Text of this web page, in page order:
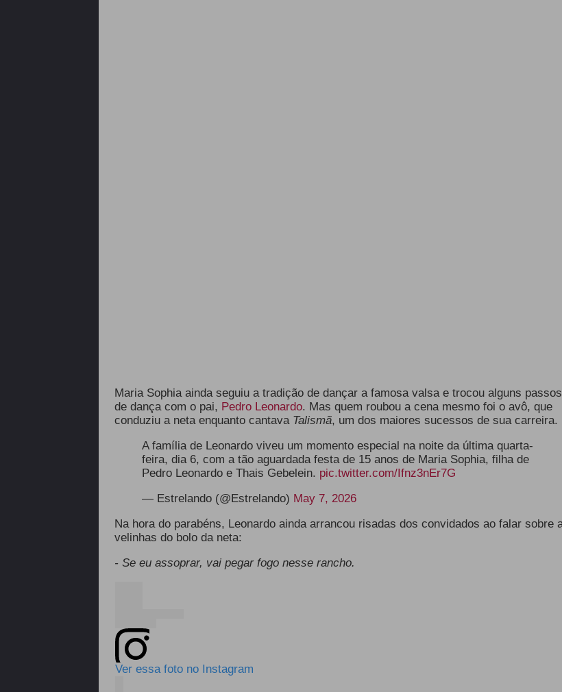
Maria Sophia ainda seguiu a tradição de dançar a famosa valsa e trocou alguns passos
de dança com o pai, Pedro Leonardo. Mas quem roubou a cena mesmo foi o avô, que
conduziu a neta enquanto cantava Talismã, um dos maiores sucessos de sua carreira.
A família de Leonardo viveu um momento especial na noite da última quarta-
feira, dia 6, com a tão aguardada festa de 15 anos de Maria Sophia, filha de
Pedro Leonardo e Thais Gebelein. pic.twitter.com/Ifnz3nEr7G
— Estrelando (@Estrelando) May 7, 2026
Na hora do parabéns, Leonardo ainda arrancou risadas dos convidados ao falar sobre
velinhas do bolo da neta:
- Se eu assoprar, vai pegar fogo nesse rancho.
Ver essa foto no Instagram